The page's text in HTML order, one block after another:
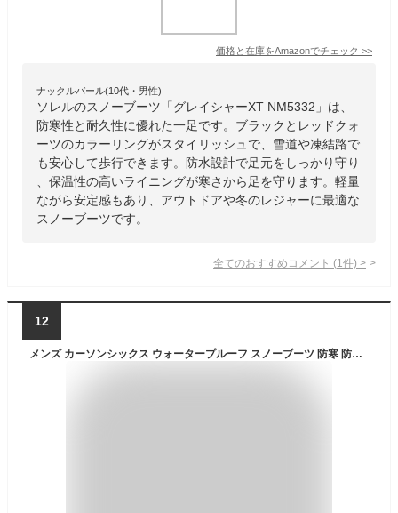
価格と在庫をAmazonでチェック >>
ナックルバール(10代・男性)
ソレルのスノーブーツ「グレイシャーXT NM5332」は、
防寒性と耐久性に優れた一足です。ブラックとレッドクォ
ーツのカラーリングがスタイリッシュで、雪道や凍結路で
も安心して歩行できます。防水設計で足元をしっかり守り
、保温性の高いライニングが寒さから足を守ります。軽量
ながら安定感もあり、アウトドアや冬のレジャーに最適な
スノーブーツです。
全てのおすすめコメント (1 件) >
12
メンズ カーソンシックス ウォータープルーフ スノーブーツ 防寒 防水 防滑 SOREL(ソレル) NM4762